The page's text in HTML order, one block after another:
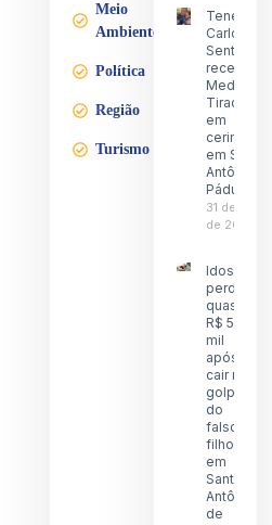
Meio
Ambiente
Política
Região
Turismo
Tenente
Carlos
Sentinela
recebe a
Medalha
em
cerimônia
em Santo
Antônio
Pádua
31 de julho
de 2026
Idoso
perde
quase
R$ 5
mil
após
cair no
golpe
do
falso
filho
em
Santo
Antônio
de